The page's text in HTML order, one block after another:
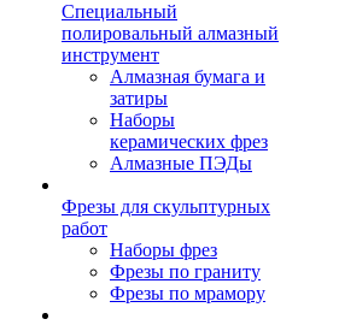
Специальный
полировальный алмазный
инструмент
Алмазная бумага и
затиры
Наборы
керамических фрез
Алмазные ПЭДы
Фрезы для скульптурных
работ
Наборы фрез
Фрезы по граниту
Фрезы по мрамору